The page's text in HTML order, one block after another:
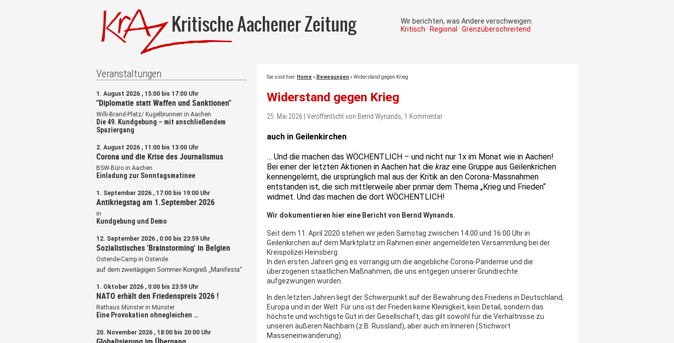
Kritische Aachener Zeitung
Wir berichten, was Andere verschweigen:
Kritisch · Regional · Grenzüberschreitend
Sie sind hier: Home » Bewegungen » Widerstand gegen Krieg
Widerstand gegen Krieg
25. Mai 2026 | Veröffentlicht von Bernd Wynands, 1 Kommentar
auch in Geilenkirchen
… Und die machen das WÖCHENTLICH – und nicht nur 1x im Monat wie in Aachen!
Bei einer der letzten Aktionen in Aachen hat die kraz eine Gruppe aus Geilenkrichen
kennengelernt, die ursprünglich mal aus der Kritik an den Corona-Massnahmen
entstanden ist, die sich mittlerweile aber primär dem Thema „Krieg und Frieden“
widmet. Und das machen die dort WÖCHENTLICH!
Wir dokumentieren hier eine Bericht von Bernd Wynands.
Seit dem 11. April 2020 stehen wir jeden Samstag zwischen 14:00 und 16:00 Uhr in
Geilenkirchen auf dem Marktplatz im Rahmen einer angemeldeten Versammlung bei der
Kreispolizei Heinsberg.
In den ersten Jahren ging es vorrangig um die angebliche Corona-Pandemie und die
überzogenen staatlichen Maßnahmen, die uns entgegen unserer Grundrechte
aufgezwungen wurden.
In den letzten Jahren liegt der Schwerpunkt auf der Bewahrung des Friedens in Deutschland,
Europa und in der Welt. Für uns ist der Frieden keine Kleinigkeit, kein Detail, sondern das
höchste und wichtigste Gut in der Gesellschaft, das gilt sowohl für die Verhältnisse zu
unseren äußeren Nachbarn (z.B. Russland), aber auch im Inneren (Stichwort
Masseneinwanderung).
Veranstaltungen
1. August 2026 , 15:00 bis 17:00 Uhr
"Diplomatie statt Waffen und Sanktionen"
Willi-Brand-Platz/ Kugelbrunnen in Aachen
Die 49. Kundgebung – mit anschließendem
Spaziergang
2. August 2026 , 11:00 bis 13:00 Uhr
Corona und die Krise des Journalismus
BSW-Büro in Aachen
Einladung zur Sonntagsmatinee
1. September 2026 , 17:00 bis 19:00 Uhr
Antikriegstag am 1.September 2026
in
Kundgebung und Demo
12. September 2026 , 0:00 bis 23:59 Uhr
Sozialistisches 'Brainstorming' in Belgien
Ostende-Camp in Ostende
auf dem zweitägigen Sommer-Kongreß „Manifesta“
1. Oktober 2026 , 0:00 bis 23:59 Uhr
NATO erhält den Friedenspreis 2026 !
Rathaus Münster in Münster
Eine Provokation ohnegleichen …
20. November 2026 , 18:00 bis 20:00 Uhr